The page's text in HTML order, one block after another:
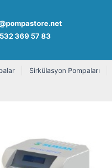
369 57 83
Sirkülasyon Pompaları